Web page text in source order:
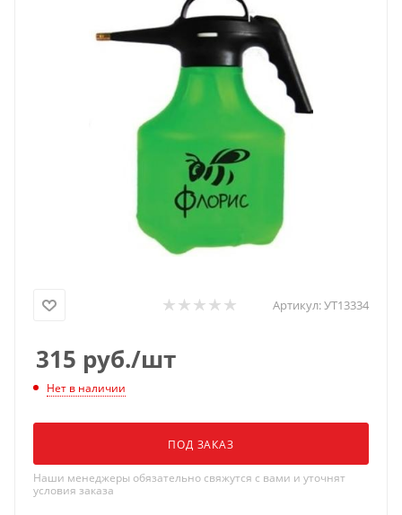
Артикул:УТ13334
315 руб./шт
Нет в наличии
ПОД ЗАКАЗ
Наши менеджеры обязательно свяжутся с вами и уточнят
условия заказа